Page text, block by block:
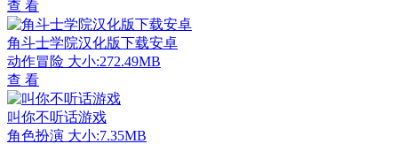
查 看
角斗士学院汉化版下载安卓
动作冒险 大小:272.49MB
查 看
叫你不听话游戏
角色扮演 大小:7.35MB